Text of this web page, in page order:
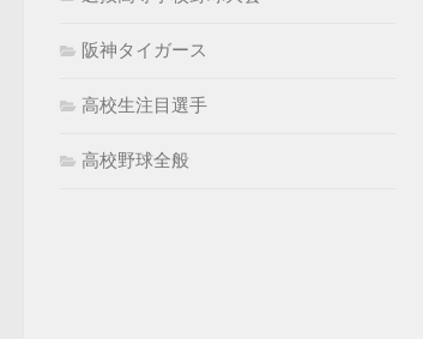
阪神タイガース
高校生注目選手
高校野球全般